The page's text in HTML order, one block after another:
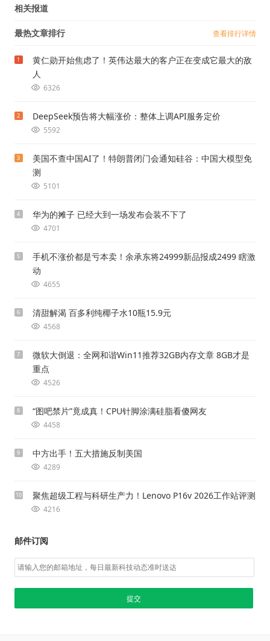
相关报道
最热文章排行 查看排行详情
1
黄仁勋开始焦虑了！英伟达最大的客户正在变成它最大的敌
人
6326
2 DeepSeek预告将大幅涨价：整体上调API服务定价
5592
3
美国不查中国AI了！特朗普闭门会通知硅谷：中国大模型免
测
5101
4 华为的摊子 已经大到一场发布会装不下了
4701
5
手机不涨价都是亏本卖！余承东将24999新品报成2499 瞎激
动
4655
6 清甜解渴 百多利纯椰子水10瓶15.9元
4568
7
微软大倒退：全网和谐Win11推荐32GB内存文章 8GB才是
重点
4526
8 “图吧禁片”竟成真！CPU针脚涂满硅脂看傻网友
4458
9 中方出手！五大措施反制美国
4289
10 聚焦超级工程与科研生产力！Lenovo P16v 2026工作站评测
4216
邮件订阅